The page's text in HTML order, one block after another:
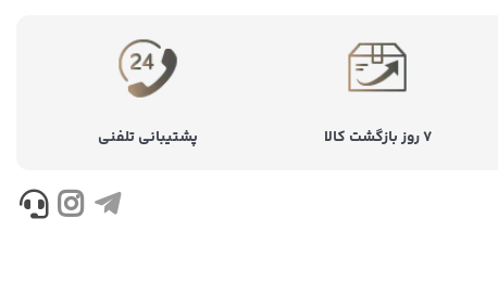
۷ روز بازگشت کالا پشتیبانی تلفنی